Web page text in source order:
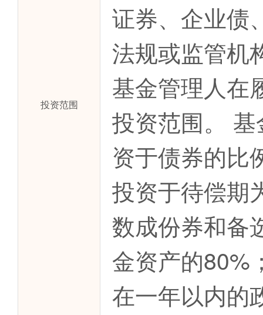
投资范围
证券、企业债
法规或监管机
基金管理人在
投资范围。
资于债券的比
投资于待偿期
数成份券和备
金资产的80%
在一年以内的